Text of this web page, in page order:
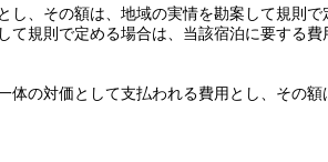
し、その額は、地域の実情を勘案して規則で
規則で定める場合は、当該宿泊に要する費
体の対価として支払われる費用とし、その額